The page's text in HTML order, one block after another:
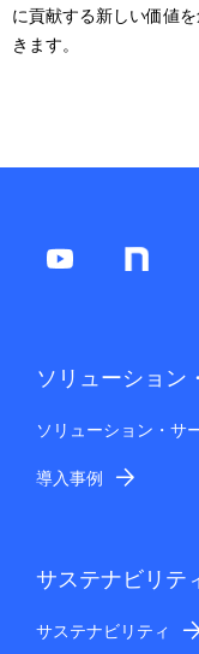
に貢献する新しい価値
きます。
ソリューション
ソリューション・サ
導入事例
サステナビリテ
サステナビリティ